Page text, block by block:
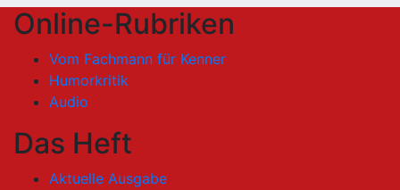
Online-Rubriken
Vom Fachmann für Kenner
Humorkritik
Audio
Das Heft
Aktuelle Ausgabe